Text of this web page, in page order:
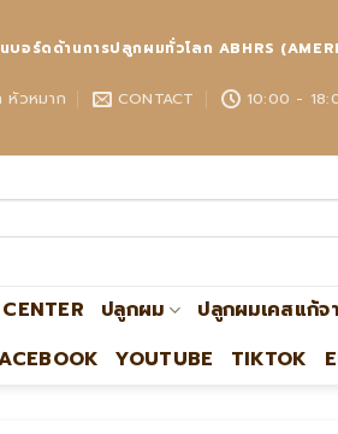
ร์ดด้านการปลูกผมทั่วโลก ABHRS
หัวหมาก CONTACT 10:00 -
ปลูกผม ปลูกผมเคสแก้จ
YOUTUBE TIKTOK